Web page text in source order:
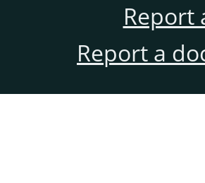
Report
Report a